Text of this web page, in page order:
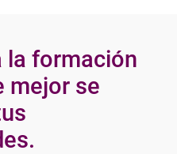
la formación
mejor se